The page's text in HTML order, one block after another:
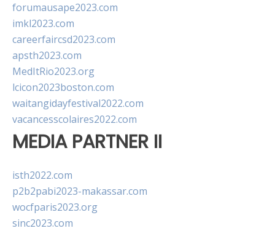
forumausape2023.com
imkl2023.com
careerfaircsd2023.com
apsth2023.com
MedItRio2023.org
lcicon2023boston.com
waitangidayfestival2022.com
vacancesscolaires2022.com
MEDIA PARTNER II
isth2022.com
p2b2pabi2023-makassar.com
wocfparis2023.org
sinc2023.com